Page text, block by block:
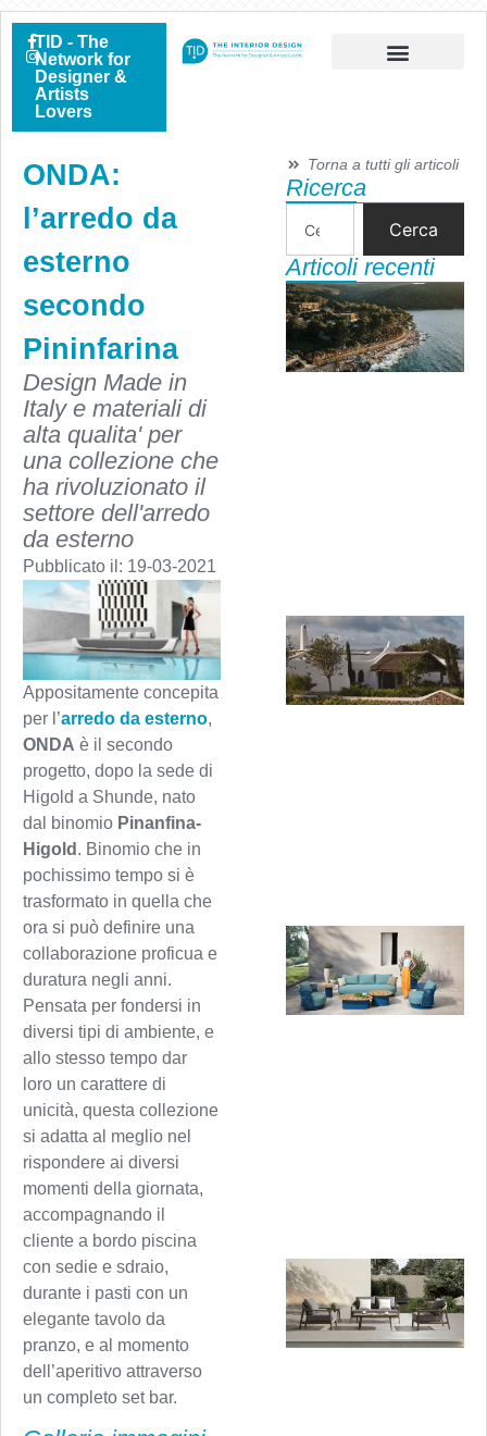
TID - The
Network for
Designer &
Artists
Lovers
ONDA:
l’arredo da
esterno
secondo
Pininfarina
Design Made in
Italy e materiali di
alta qualita' per
una collezione che
ha rivoluzionato il
settore dell'arredo
da esterno
Pubblicato il: 19-03-2021
Appositamente concepita
per l’arredo da esterno,
ONDA è il secondo
progetto, dopo la sede di
Higold a Shunde, nato
dal binomio Pinanfina-
Higold . Binomio che in
pochissimo tempo si è
trasformato in quella che
ora si può definire una
collaborazione proficua e
duratura negli anni.
Pensata per fondersi in
diversi tipi di ambiente, e
allo stesso tempo dar
loro un carattere di
unicità, questa collezione
si adatta al meglio nel
rispondere ai diversi
momenti della giornata,
accompagnando il
cliente a bordo piscina
con sedie e sdraio,
durante i pasti con un
elegante tavolo da
pranzo, e al momento
dell’aperitivo attraverso
un completo set bar.
Torna a tutti gli articoli
Ricerca
Cerca
Articoli recenti